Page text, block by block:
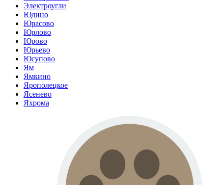
Электроугли
Юдино
Юрасово
Юрлово
Юрово
Юрьево
Юсупово
Ям
Ямкино
Ярополецкое
Ясенево
Яхрома